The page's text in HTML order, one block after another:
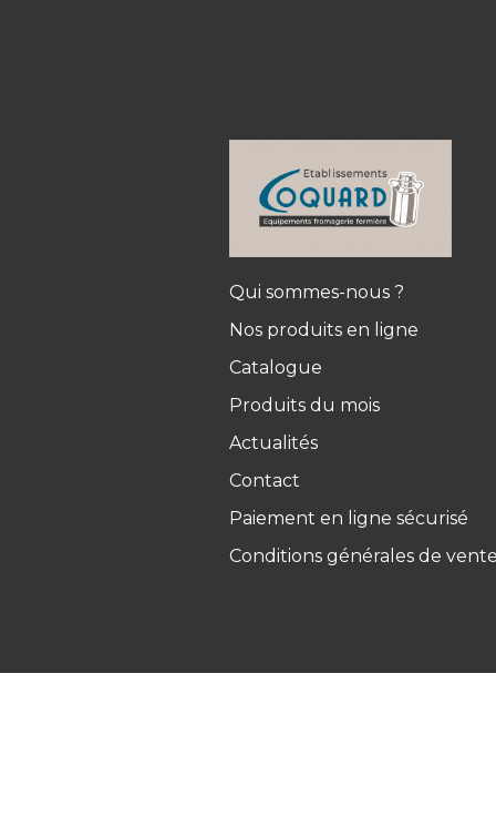
Qui sommes-nous ?
Nos produits en ligne
Catalogue
Produits du mois
Actualités
Contact
Paiement en ligne sécurisé
Conditions générales de